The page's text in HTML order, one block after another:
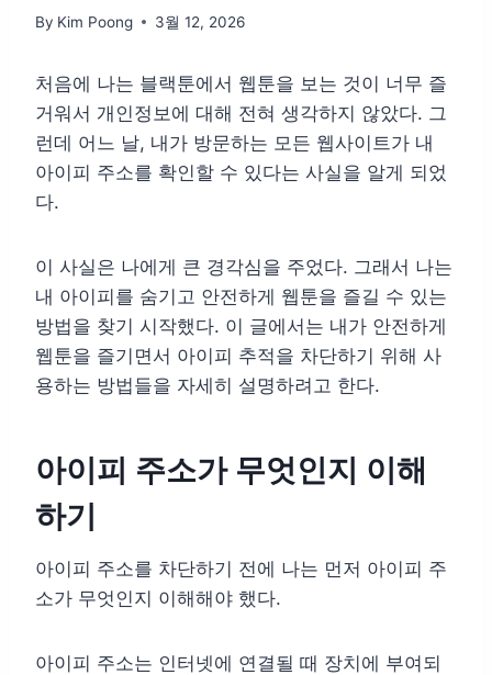
By Kim Poong 3월 12, 2026
처음에 나는 블랙툰에서 웹툰을 보는 것이 너무 즐
거워서 개인정보에 대해 전혀 생각하지 않았다. 그
런데 어느 날, 내가 방문하는 모든 웹사이트가 내
아이피 주소를 확인할 수 있다는 사실을 알게 되었
다.
이 사실은 나에게 큰 경각심을 주었다. 그래서 나는
내 아이피를 숨기고 안전하게 웹툰을 즐길 수 있는
방법을 찾기 시작했다. 이 글에서는 내가 안전하게
웹툰을 즐기면서 아이피 추적을 차단하기 위해 사
용하는 방법들을 자세히 설명하려고 한다.
아이피 주소가 무엇인지 이해
하기
아이피 주소를 차단하기 전에 나는 먼저 아이피 주
소가 무엇인지 이해해야 했다.
아이피 주소는 인터넷에 연결될 때 장치에 부여되